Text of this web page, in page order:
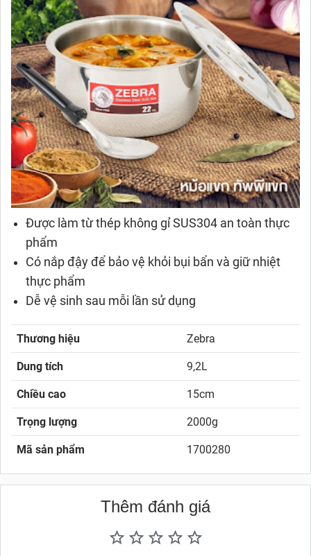
Được làm từ thép không gỉ SUS304 an toàn thực
phẩm
Có nắp đậy để bảo vệ khỏi bụi bẩn và giữ nhiệt
thực phẩm
Dễ vệ sinh sau mỗi lần sử dụng
Thương hiệu Zebra
Dung tích 9,2L
Chiều cao 15cm
Trọng lượng 2000g
Mã sản phẩm 1700280
Thêm đánh giá